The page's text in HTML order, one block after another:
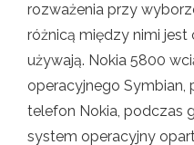
rozważenia przy
różnicą między nimi
używają. Nokia 5800
operacyjnego Symbian,
telefon Nokia, podczas
system operacyjny